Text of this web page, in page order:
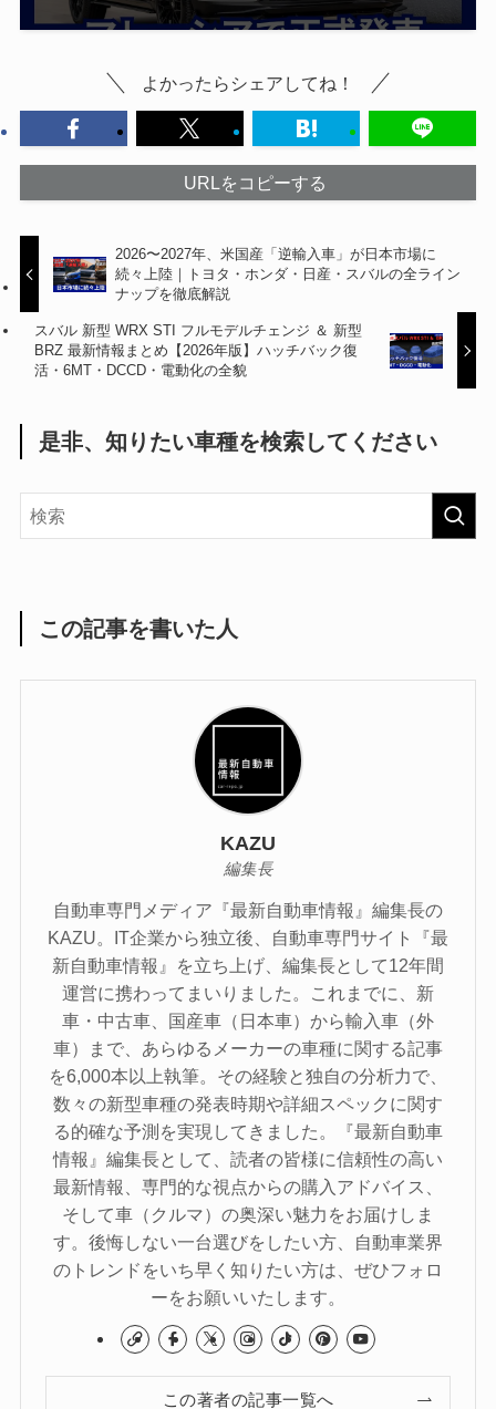
よかったらシェアしてね！
URLをコピーする
2026〜2027年、米国産「逆輸入車」が日本市場に
続々上陸｜トヨタ・ホンダ・日産・スバルの全ライン
ナップを徹底解説
スバル 新型 WRX STI フルモデルチェンジ ＆ 新型
BRZ 最新情報まとめ【2026年版】ハッチバック復
活・6MT・DCCD・電動化の全貌
是非、知りたい車種を検索してください
この記事を書いた人
KAZU
編集長
自動車専門メディア『最新自動車情報』編集長の
KAZU。IT企業から独立後、自動車専門サイト『最
新自動車情報』を立ち上げ、編集長として12年間
運営に携わってまいりました。これまでに、新
車・中古車、国産車（日本車）から輸入車（外
車）まで、あらゆるメーカーの車種に関する記事
を6,000本以上執筆。その経験と独自の分析力で、
数々の新型車種の発表時期や詳細スペックに関す
る的確な予測を実現してきました。『最新自動車
情報』編集長として、読者の皆様に信頼性の高い
最新情報、専門的な視点からの購入アドバイス、
そして車（クルマ）の奥深い魅力をお届けしま
す。後悔しない一台選びをしたい方、自動車業界
のトレンドをいち早く知りたい方は、ぜひフォロ
ーをお願いいたします。
この著者の記事一覧へ